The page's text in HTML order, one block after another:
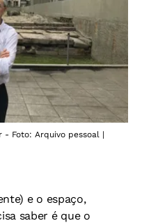
- Foto: Arquivo pessoal |
e o espaço,
saber é que o